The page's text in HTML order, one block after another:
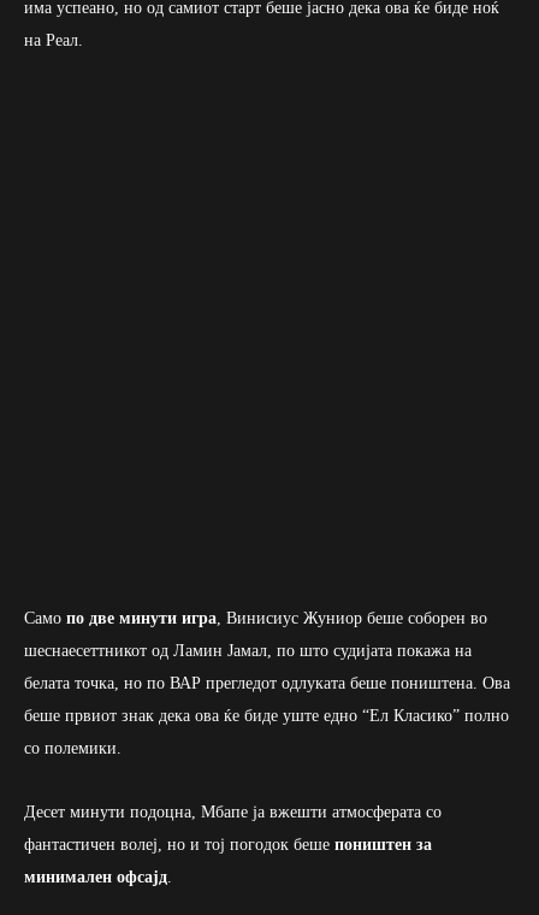
има успеано, но од самиот старт беше јасно дека ова ќе биде ноќ
на Реал.
Само по две минути игра, Винисиус Жуниор беше соборен во
шеснаесеттникот од Ламин Јамал, по што судијата покажа на
белата точка, но по ВАР прегледот одлуката беше поништена. Ова
беше првиот знак дека ова ќе биде уште едно “Ел Класико” полно
со полемики.
Десет минути подоцна, Мбапе ја вжешти атмосферата со
фантастичен волеј, но и тој погодок беше поништен за
минимален офсајд.